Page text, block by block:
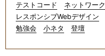
テストコード
ネットワーク
レスポンシブWebデザイン
勉強会
小ネタ 登壇